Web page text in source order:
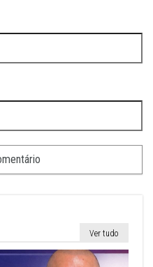
Ver tudo